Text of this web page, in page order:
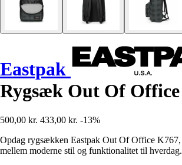
Eastpak
Rygsæk Out Of
500,00 kr. 433,00 kr. -13%
Opdag rygsækken Eastpak Out Of Office K767,
mellem moderne stil og funktionalitet til hverdag.